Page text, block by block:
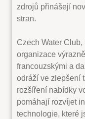
zdrojů přinášejí
stran.
Czech Water
organizace
francouzskými a
odráží ve zlepšení
rozšíření nabídky
pomáhají rozvíjet
technologie, které